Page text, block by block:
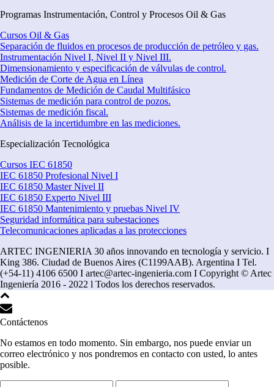
Programas Instrumentación, Control y Procesos Oil & Gas
Cursos Oil & Gas
Separación de fluidos en procesos de producción de petróleo y gas.
Instrumentación Nivel I, Nivel II y Nivel III.
Dimensionamiento y especificación de válvulas de control.
Medición de Corte de Agua en Línea
Fundamentos de Medición de Caudal Multifásico
Sistemas de medición para control de pozos.
Sistemas de medición fiscal.
Análisis de la incertidumbre en las mediciones.
Especialización Tecnológica
Cursos IEC 61850
IEC 61850 Profesional Nivel I
IEC 61850 Master Nivel II
IEC 61850 Experto Nivel III
IEC 61850 Mantenimiento y pruebas Nivel IV
Seguridad informática para subestaciones
Telecomunicaciones aplicadas a las protecciones
ARTEC INGENIERIA 30 años innovando en tecnología y servicio. I
King 386. Ciudad de Buenos Aires (C1199AAB). Argentina I Tel.
(+54-11) 4106 6500 I artec@artec-ingenieria.com I Copyright © Artec
Ingeniería 2016 - 2022 l Todos los derechos reservados.
Contáctenos
No estamos en todo momento. Sin embargo, nos puede enviar un
correo electrónico y nos pondremos en contacto con usted, lo antes
posible.